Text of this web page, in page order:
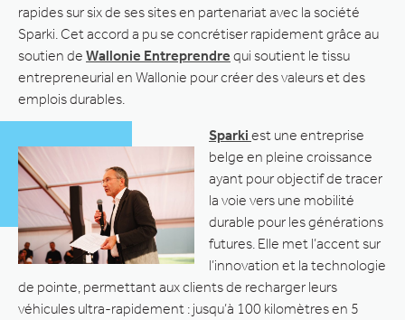
rapides sur six de ses sites en partenariat avec la société
Sparki. Cet accord a pu se concrétiser rapidement grâce au
soutien de Wallonie Entreprendre qui soutient le tissu
entrepreneurial en Wallonie pour créer des valeurs et des
emplois durables.
Sparki est une entreprise
belge en pleine croissance
ayant pour objectif de tracer
la voie vers une mobilité
durable pour les générations
futures. Elle met l’accent sur
l’innovation et la technologie
de pointe, permettant aux clients de recharger leurs
véhicules ultra-rapidement : jusqu’à 100 kilomètres en 5